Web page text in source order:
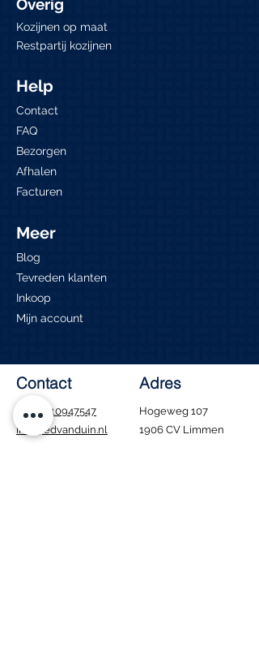
Overig
Kozijnen op maat
Restpartij kozijnen
Help
Contact
FAQ
Bezorgen
Afhalen
Facturen
Meer
Blog
Tevreden klanten
Inkoop
Mijn account
Contact
Tel.: 0610947547
info@edvanduin.nl
Adres
Hogeweg 107
1906 CV Limmen